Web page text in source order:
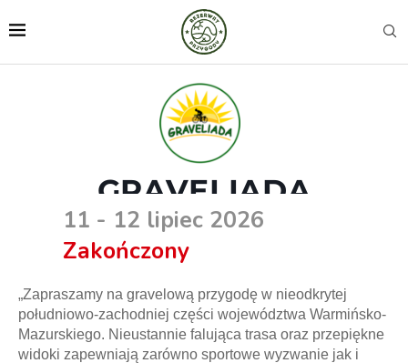
GRAVELIADA
11 - 12 lipiec 2026
Zakończony
„Zapraszamy na gravelową przygodę w nieodkrytej
południowo-zachodniej części województwa Warmińsko-
Mazurskiego. Nieustannie falująca trasa oraz przepiękne
widoki zapewniają zarówno sportowe wyzwanie jak i